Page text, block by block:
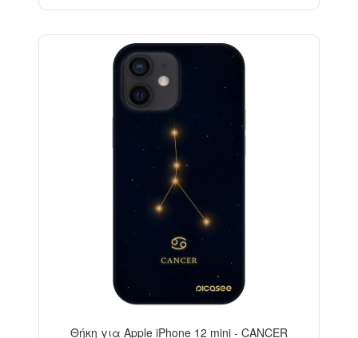
Θήκη για Apple iPhone 12 mini - CANCER